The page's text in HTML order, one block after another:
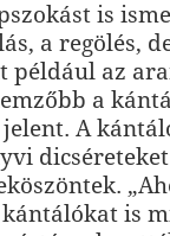
is
a regölés,
például az
a
A
is